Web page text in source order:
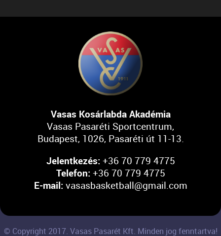
Vasas Kosárlabda Akadémia
Vasas Pasaréti Sportcentrum,
Budapest, 1026, Pasaréti út 11-13.
Jelentkezés: +36 70 779 4775
Telefon: +36 70 779 4775
E-mail: vasasbasketball@gmail.com
© Copyright 2017. Vasas Pasarét Kft. Minden jog fenntartva!